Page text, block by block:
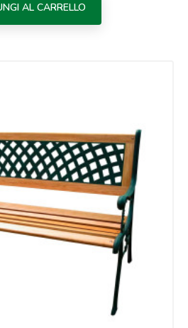
AL CARRELLO